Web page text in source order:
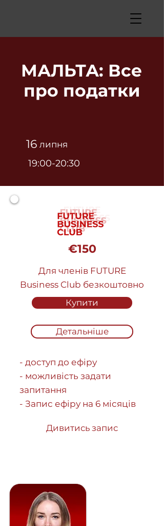
МАЛЬТА: Все
про податки
16 липня
19:00-20:30
€150
Для членів FUTURE
Business Club безкоштовно
Купити
Детальніше
- доступ до ефіру
- можливість задати
запитання
- Запис ефіру на 6 місяців
Дивитись запис